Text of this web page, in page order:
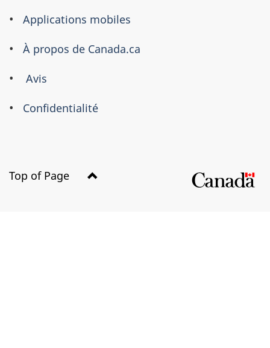
propos
ce
site
Applications mobiles
À propos de Canada.ca
Avis
Confidentialité
Top of Page